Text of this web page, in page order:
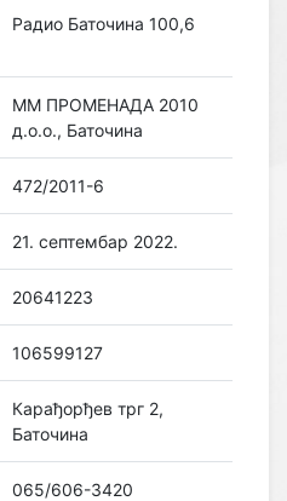
Радио Баточина 100,6
ММ ПРОМЕНАДА 2010
д.о.о., Баточина
472/2011-6
21. септембар 2022.
20641223
106599127
Карађорђев трг 2,
Баточина
065/606-3420